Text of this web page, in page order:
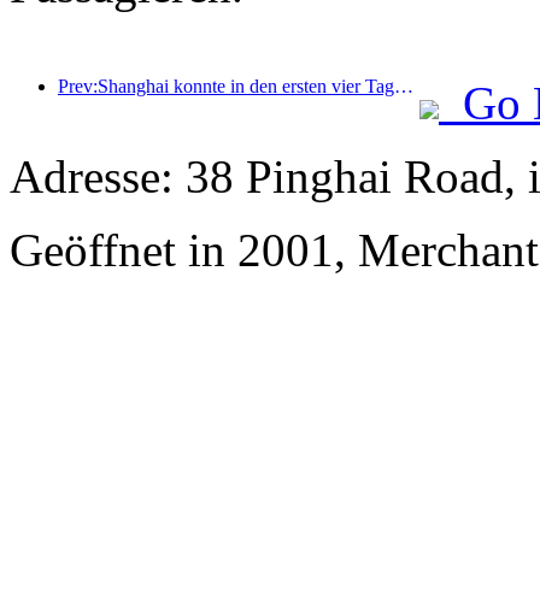
Prev:Shanghai konnte in den ersten vier Tagen des Mittherbstfestes und der Nationalfeiertage über 15,11 Millionen Besucher begrüßen, was einem Anstieg von über 20 % im Vergleich zum Vorjahr entspricht.
Go
Adresse: 38 Pinghai Road,
Geöffnet in 2001,